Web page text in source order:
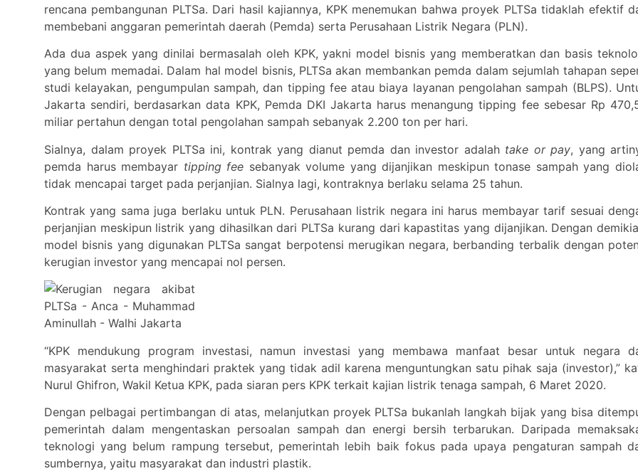
rencana pembangunan PLTSa. Dari hasil kajiannya, KPK menemukan bahwa proyek PLTSa tidaklah efektif
membebani anggaran pemerintah daerah (Pemda) serta Perusahaan Listrik Negara (PLN).
Ada dua aspek yang dinilai bermasalah oleh KPK, yakni model bisnis yang memberatkan dan basis
yang belum memadai. Dalam hal model bisnis, PLTSa akan membankan pemda dalam sejumlah tahapan
studi kelayakan, pengumpulan sampah, dan tipping fee atau biaya layanan pengolahan sampah (BLPS).
Jakarta sendiri, berdasarkan data KPK, Pemda DKI Jakarta harus menangung tipping fee sebesar Rp
miliar pertahun dengan total pengolahan sampah sebanyak 2.200 ton per hari.
Sialnya, dalam proyek PLTSa ini, kontrak yang dianut pemda dan investor adalah take or pay, yang
pemda harus membayar tipping fee sebanyak volume yang dijanjikan meskipun tonase sampah yang
tidak mencapai target pada perjanjian. Sialnya lagi, kontraknya berlaku selama 25 tahun.
Kontrak yang sama juga berlaku untuk PLN. Perusahaan listrik negara ini harus membayar tarif sesuai
perjanjian meskipun listrik yang dihasilkan dari PLTSa kurang dari kapastitas yang dijanjikan. Dengan
model bisnis yang digunakan PLTSa sangat berpotensi merugikan negara, berbanding terbalik dengan
kerugian investor yang mencapai nol persen.
“KPK mendukung program investasi, namun investasi yang membawa manfaat besar untuk negara
masyarakat serta menghindari praktek yang tidak adil karena menguntungkan satu pihak saja (investor),”
Nurul Ghifron, Wakil Ketua KPK, pada siaran pers KPK terkait kajian listrik tenaga sampah, 6 Maret 2020.
Dengan pelbagai pertimbangan di atas, melanjutkan proyek PLTSa bukanlah langkah bijak yang bisa
pemerintah dalam mengentaskan persoalan sampah dan energi bersih terbarukan. Daripada
teknologi yang belum rampung tersebut, pemerintah lebih baik fokus pada upaya pengaturan sampah
sumbernya, yaitu masyarakat dan industri plastik.